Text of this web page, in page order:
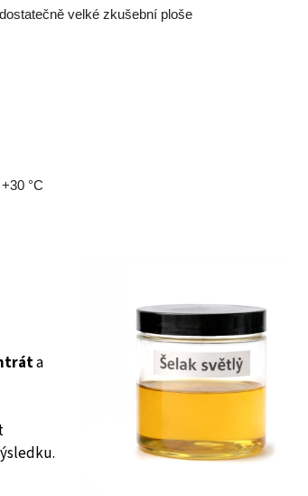
velké zkušební ploše
°C
a